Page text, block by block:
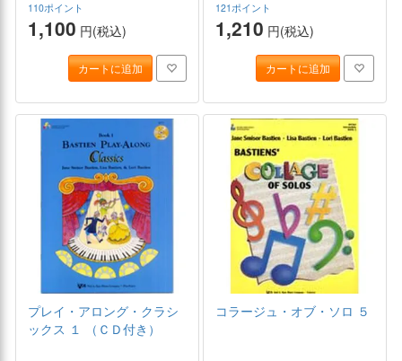
110ポイント
1,100 円(税込)
カートに追加
121ポイント
1,210 円(税込)
カートに追加
プレイ・アロング・クラシ
ックス １ （ＣＤ付き）
コラージュ・オブ・ソロ ５